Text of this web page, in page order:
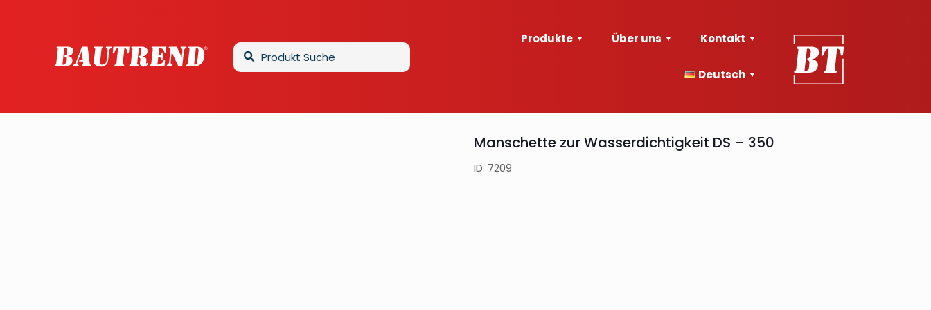
Produkte Über uns Kontakt
Deutsch
Manschette zur Wasserdichtigkeit DS – 350
ID: 7209